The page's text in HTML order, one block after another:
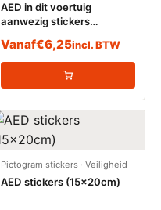
AED in dit voertuig
aanwezig stickers
Vanaf€6,25incl. BTW
Pictogram stickers · Veiligheid
AED stickers (15x20cm)